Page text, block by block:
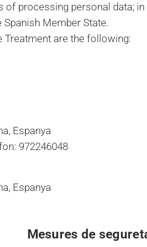
processing personal data;
Member State.
Treatment are the following:
Espanya
972246048
Espanya
Mesures de